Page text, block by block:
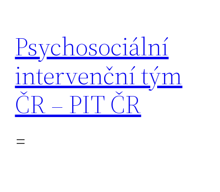
obsah
Psychosociální
intervenční tým
ČR – PIT ČR